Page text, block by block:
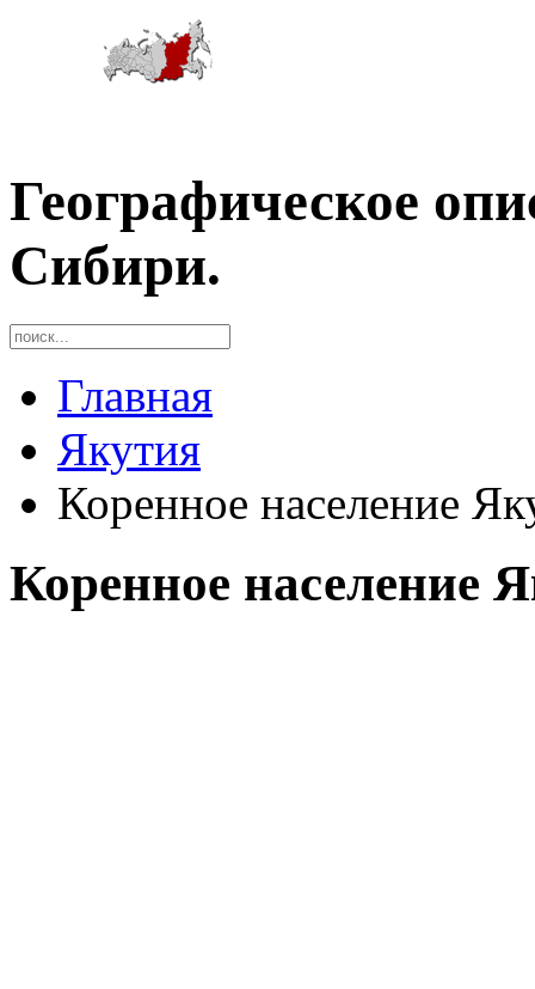
Географическое
Сибири.
Главная
Якутия
Коренное население
Коренное население